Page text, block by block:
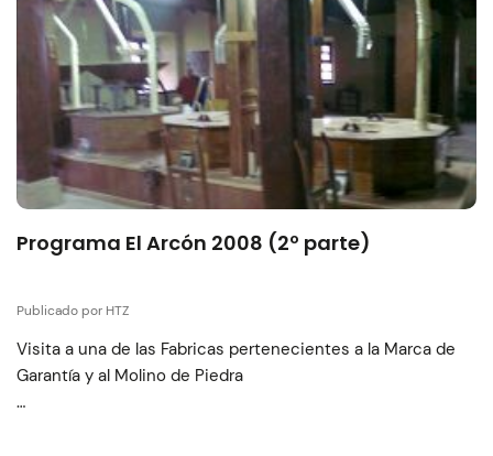
Programa El Arcón 2008 (2º parte)
Publicado por HTZ
Visita a una de las Fabricas pertenecientes a la Marca de
Garantía y al Molino de Piedra
…